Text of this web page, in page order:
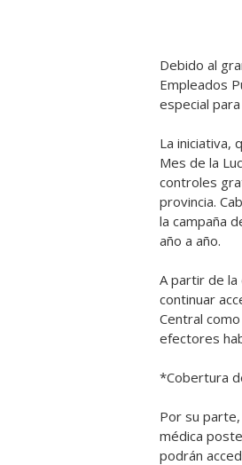
Debido al
Empleados
especial
La iniciativa,
Mes de la
controles
provincia.
la campaña
año a año.
A partir de la
continuar
Central
efectores
*Cobertura
Por su
médica
podrán